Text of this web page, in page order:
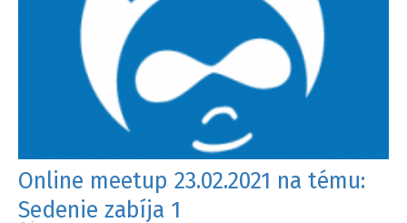
Online meetup 23.02.2021 na tému:
Sedenie zabíja 1